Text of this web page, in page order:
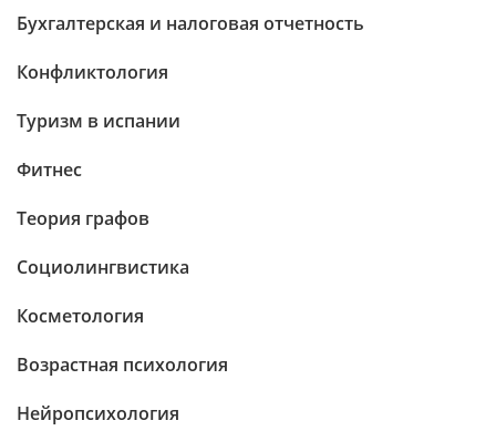
Бухгалтерская и налоговая отчетность
Конфликтология
Туризм в испании
Фитнес
Теория графов
Социолингвистика
Косметология
Возрастная психология
Нейропсихология